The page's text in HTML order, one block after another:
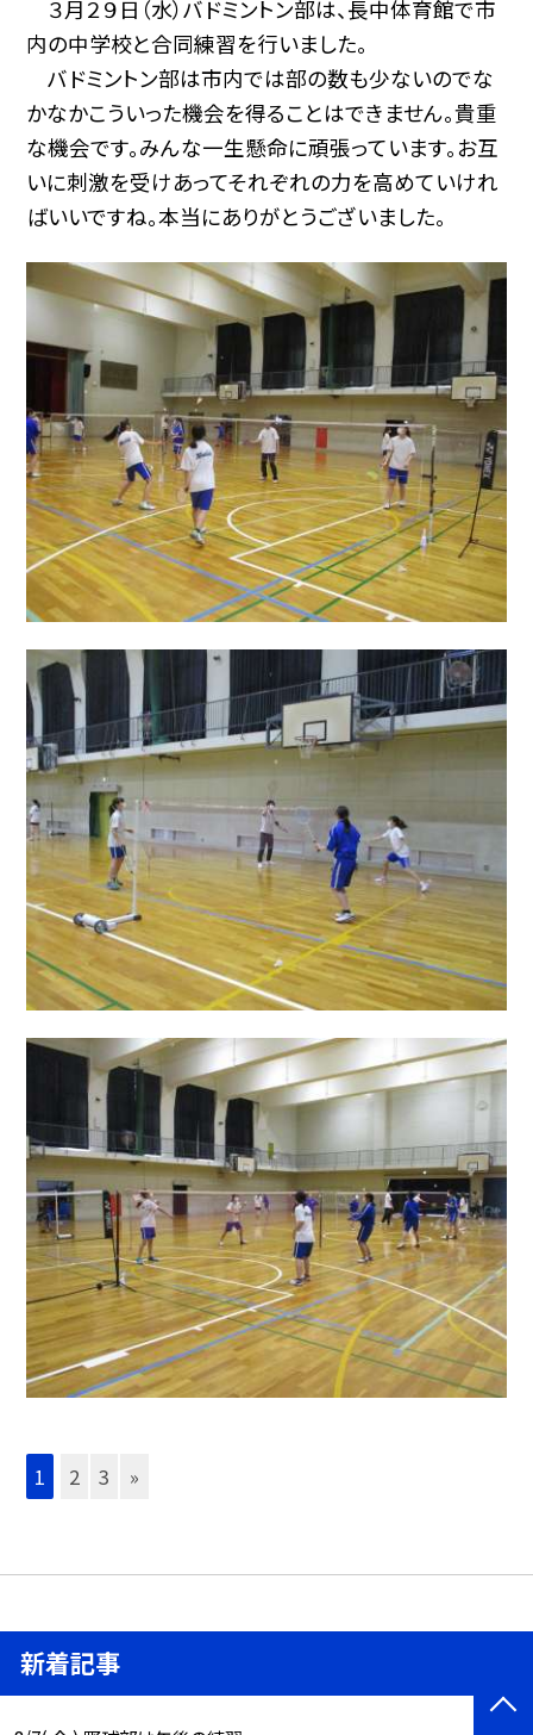
３月２９日（水）バドミントン部は、長中体育館で市
内の中学校と合同練習を行いました。
バドミントン部は市内では部の数も少ないのでな
かなかこういった機会を得ることはできません。貴重
な機会です。みんな一生懸命に頑張っています。お互
いに刺激を受けあってそれぞれの力を高めていけれ
ばいいですね。本当にありがとうございました。
1 2 3 »
新着記事